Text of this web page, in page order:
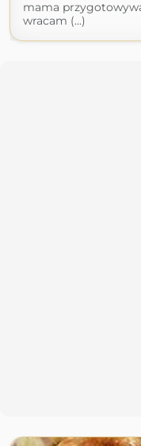
mama
wracam (...)